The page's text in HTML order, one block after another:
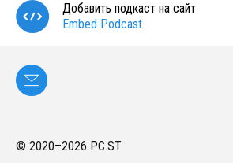
Добавить подкаст на сайт
Embed Podcast
© 2020–2026 PC.ST